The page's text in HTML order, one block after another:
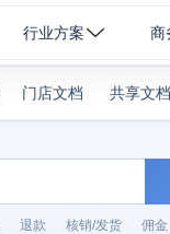
行业方案 商
门店文档 共享文档
退款 核销/发货 佣金